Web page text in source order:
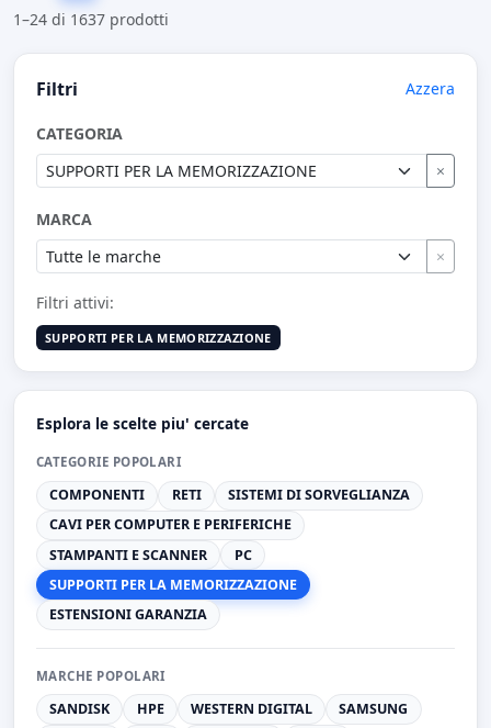
1–24 di 1637 prodotti
Filtri Azzera
CATEGORIA
×
MARCA
×
Filtri attivi:
SUPPORTI PER LA MEMORIZZAZIONE
Esplora le scelte piu' cercate
CATEGORIE POPOLARI
COMPONENTI RETI
SISTEMI DI SORVEGLIANZA
CAVI PER COMPUTER E PERIFERICHE
STAMPANTI E SCANNER
PC
SUPPORTI PER LA MEMORIZZAZIONE
ESTENSIONI GARANZIA
MARCHE POPOLARI
SANDISK HPE WESTERN DIGITAL
SAMSUNG